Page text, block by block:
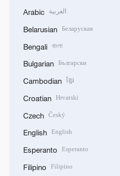
Arabic العربية
Belarusian Беларуская
Bengali বাংলা
Bulgarian Български
Cambodian ខ្មែរ
Croatian Hrvatski
Czech Český
English English
Esperanto Esperanto
Filipino Filipino